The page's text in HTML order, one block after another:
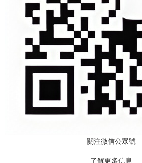
關注微信公眾號
了解更多信息